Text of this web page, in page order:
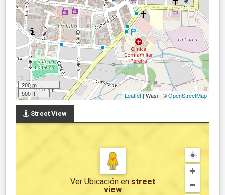
200 m
500 ft
Leaflet | Wasi - ©OpenStreetMap
Street View
Ver Ubicación en street
view